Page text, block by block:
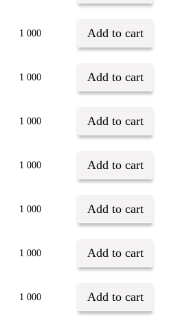
1 000 Add to cart
1 000 Add to cart
1 000 Add to cart
1 000 Add to cart
1 000 Add to cart
1 000 Add to cart
1 000 Add to cart